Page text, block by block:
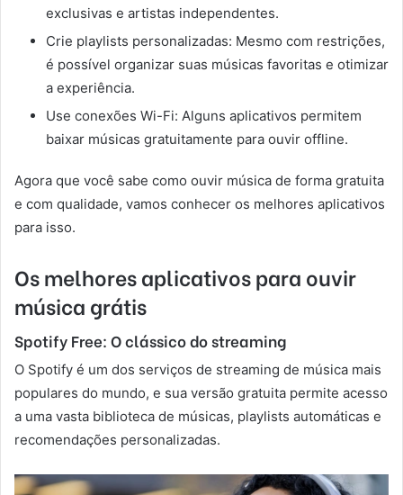
exclusivas e artistas independentes.
Crie playlists personalizadas: Mesmo com restrições,
é possível organizar suas músicas favoritas e otimizar
a experiência.
Use conexões Wi-Fi: Alguns aplicativos permitem
baixar músicas gratuitamente para ouvir offline.
Agora que você sabe como ouvir música de forma gratuita
e com qualidade, vamos conhecer os melhores aplicativos
para isso.
Os melhores aplicativos para ouvir
música grátis
Spotify Free: O clássico do streaming
O Spotify é um dos serviços de streaming de música mais
populares do mundo, e sua versão gratuita permite acesso
a uma vasta biblioteca de músicas, playlists automáticas e
recomendações personalizadas.